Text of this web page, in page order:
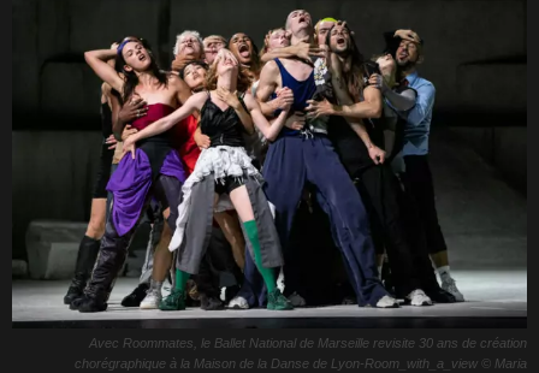
Avec Roommates, le Ballet National de Marseille revisite 30 ans de création
chorégraphique à la Maison de la Danse de Lyon-Room_with_a_view © Maria